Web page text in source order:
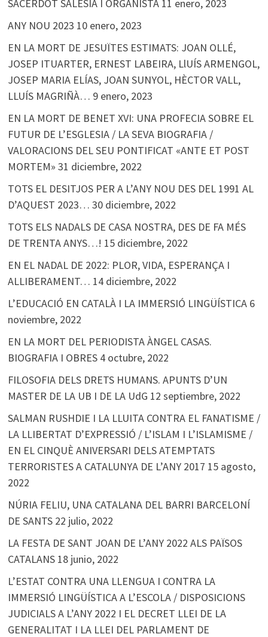
SACERDOT SALESIÀ I ORGANISTA 11 enero, 2023
ANY NOU 2023 10 enero, 2023
EN LA MORT DE JESUÏTES ESTIMATS: JOAN OLLÉ,
JOSEP ITUARTER, ERNEST LABEIRA, LlUÍS ARMENGOL,
JOSEP MARIA ELÍAS, JOAN SUNYOL, HÈCTOR VALL,
LLUÍS MAGRIÑÀ… 9 enero, 2023
EN LA MORT DE BENET XVI: UNA PROFECIA SOBRE EL
FUTUR DE L’ESGLESIA / LA SEVA BIOGRAFIA /
VALORACIONS DEL SEU PONTIFICAT «ANTE ET POST
MORTEM» 31 diciembre, 2022
TOTS EL DESITJOS PER A L’ANY NOU DES DEL 1991 AL
D’AQUEST 2023… 30 diciembre, 2022
TOTS ELS NADALS DE CASA NOSTRA, DES DE FA MÉS
DE TRENTA ANYS…! 15 diciembre, 2022
EN EL NADAL DE 2022: PLOR, VIDA, ESPERANÇA I
ALLIBERAMENT… 14 diciembre, 2022
L’EDUCACIÓ EN CATALÀ I LA IMMERSIÓ LINGÜÍSTICA 6
noviembre, 2022
EN LA MORT DEL PERIODISTA ÀNGEL CASAS.
BIOGRAFIA I OBRES 4 octubre, 2022
FILOSOFIA DELS DRETS HUMANS. APUNTS D’UN
MASTER DE LA UB I DE LA UdG 12 septiembre, 2022
SALMAN RUSHDIE I LA LLUITA CONTRA EL FANATISME /
LA LLIBERTAT D’EXPRESSIÓ / L’ISLAM I L’ISLAMISME /
EN EL CINQUÈ ANIVERSARI DELS ATEMPTATS
TERRORISTES A CATALUNYA DE L’ANY 2017 15 agosto,
2022
NÚRIA FELIU, UNA CATALANA DEL BARRI BARCELONÍ
DE SANTS 22 julio, 2022
LA FESTA DE SANT JOAN DE L’ANY 2022 ALS PAÏSOS
CATALANS 18 junio, 2022
L’ESTAT CONTRA UNA LLENGUA I CONTRA LA
IMMERSIÓ LINGÜÍSTICA A L’ESCOLA / DISPOSICIONS
JUDICIALS A L’ANY 2022 I EL DECRET LLEI DE LA
GENERALITAT I LA LLEI DEL PARLAMENT DE